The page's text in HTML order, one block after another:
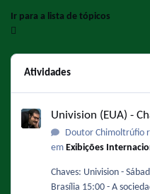
Ir para a lista de tópicos
Atividades
Univision (EUA) -
Doutor Chimoltrúfio
em Exibições
Chaves: Univision -
Brasília 15:00 - A sociedade -